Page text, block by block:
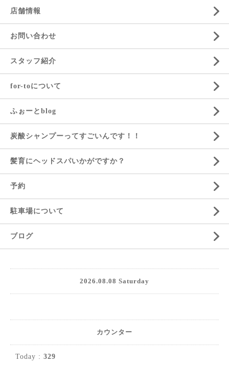
店舗情報
お問い合わせ
スタッフ紹介
for-toについて
ふぉーとblog
炭酸シャンプーってすごいんです！！
髪育にヘッドスパいかがですか？
予約
駐車場について
ブログ
2026.08.08 Saturday
カウンター
Today : 329